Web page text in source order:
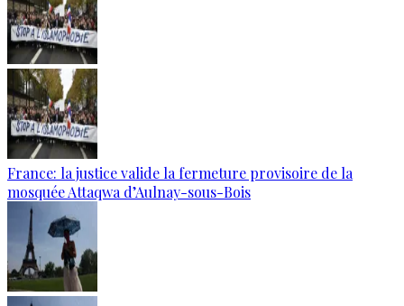
France: la justice valide la fermeture provisoire de la
mosquée Attaqwa d’Aulnay-sous-Bois